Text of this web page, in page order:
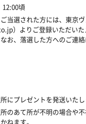
12:00頃
当選された方には、東京
）よりご登録いただい
お、落選した方へのご連
にプレゼントを発送いたし
のあて所が不明の場合や
ねます。